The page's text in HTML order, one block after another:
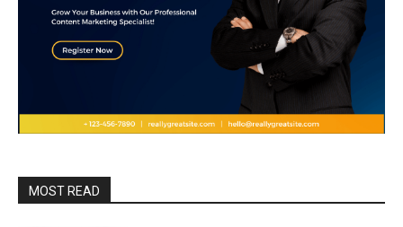
MOST READ